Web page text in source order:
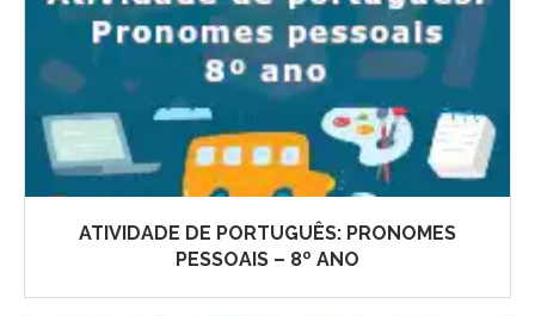
ATIVIDADE DE PORTUGUÊS: PRONOMES
PESSOAIS – 8º ANO